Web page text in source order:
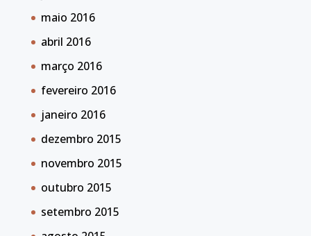
maio 2016
abril 2016
março 2016
fevereiro 2016
janeiro 2016
dezembro 2015
novembro 2015
outubro 2015
setembro 2015